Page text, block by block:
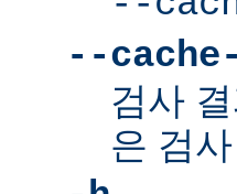
--
검사
은 검